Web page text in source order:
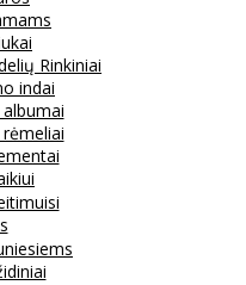
Rinkiniai
indai